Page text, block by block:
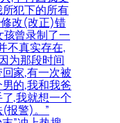
犯下的所有
改(改正)错
孩曾录制了一
不真实存在,
为那段时间
家,有一次被
的,我和我爸
,我就想一个
报警)。”